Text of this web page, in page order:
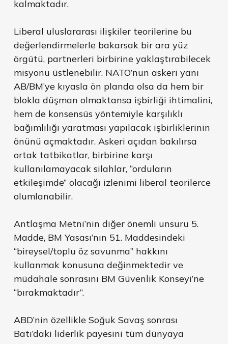
kalmaktadır.
Liberal uluslararası ilişkiler teorilerine bu
değerlendirmelerle bakarsak bir ara yüz
örgütü, partnerleri birbirine yaklaştırabilecek
misyonu üstlenebilir. NATO’nun askeri yanı
AB/BM’ye kıyasla ön planda olsa da hem bir
blokla düşman olmaktansa işbirliği ihtimalini,
hem de konsensüs yöntemiyle karşılıklı
bağımlılığı yaratması yapılacak işbirliklerinin
önünü açmaktadır. Askeri açıdan bakılırsa
ortak tatbikatlar, birbirine karşı
kullanılamayacak silahlar, “orduların
etkileşimde” olacağı izlenimi liberal teorilerce
olumlanabilir.
Antlaşma Metni’nin diğer önemli unsuru 5.
Madde, BM Yasası’nın 51. Maddesindeki
“bireysel/toplu öz savunma” hakkını
kullanmak konusuna değinmektedir ve
müdahale sonrasını BM Güvenlik Konseyi’ne
“bırakmaktadır”.
ABD’nin özellikle Soğuk Savaş sonrası
Batı’daki liderlik payesini tüm dünyaya